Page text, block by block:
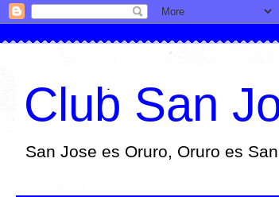
Club San
San Jose es Oruro, Oruro es